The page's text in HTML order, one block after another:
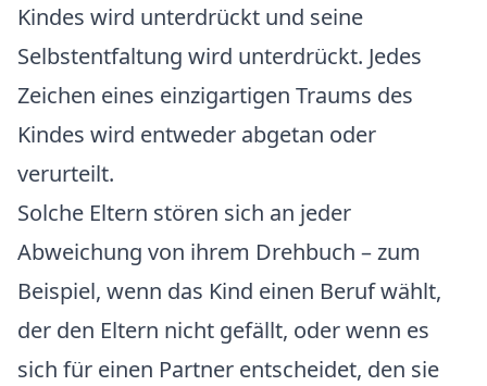
Kindes wird unterdrückt und seine
Selbstentfaltung wird unterdrückt. Jedes
Zeichen eines einzigartigen Traums des
Kindes wird entweder abgetan oder
verurteilt.
Solche Eltern stören sich an jeder
Abweichung von ihrem Drehbuch – zum
Beispiel, wenn das Kind einen Beruf wählt,
der den Eltern nicht gefällt, oder wenn es
sich für einen Partner entscheidet, den sie